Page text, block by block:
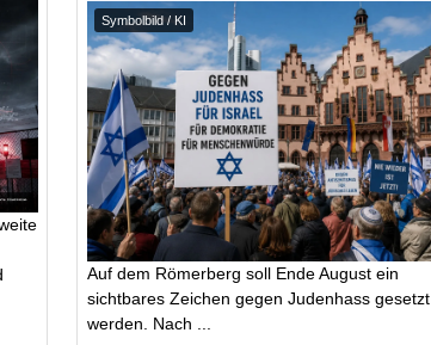
Symbolbild / KI
Auf dem Römerberg soll Ende August ein
sichtbares Zeichen gegen Judenhass gesetzt
werden. Nach ...